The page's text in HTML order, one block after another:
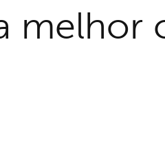
melhor